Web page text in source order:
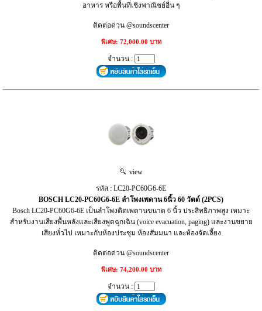
อาหาร หรือพื้นที่เชิงพาณิชย์อื่น ๆ
ติดต่อด่วน @soundscenter
พิเศษ: 72,000.00 บาท
จำนวน :
view
รหัส : LC20-PC60G6-6E
BOSCH LC20-PC60G6-6E ลำโพงเพดาน 6นิ้ว 60 วัตต์ (2PCS)
Bosch LC20-PC60G6-6E เป็นลำโพงติดเพดานขนาด 6 นิ้ว ประสิทธิภาพสูง เหมาะ
สำหรับงานเสียงพื้นหลังและเสียงพูดฉุกเฉิน (voice evacuation, paging) และงานขยาย
เสียงทั่วไป เหมาะกับห้องประชุม ห้องสัมมนา และห้องจัดเลี้ยง
ติดต่อด่วน @soundscenter
พิเศษ: 74,200.00 บาท
จำนวน :